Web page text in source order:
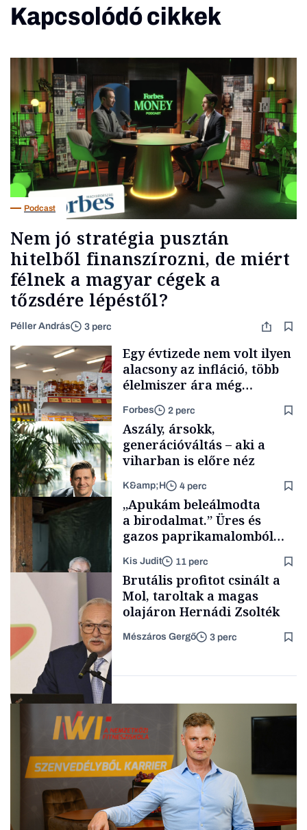
Kapcsolódó cikkek
Podcast
Nem jó stratégia pusztán
hitelből finanszírozni, de miért
félnek a magyar cégek a
tőzsdére lépéstől?
Péller András 3 perc
Makro
Egy évtizede nem volt ilyen
alacsony az infláció, több
élelmiszer ára még
rohamosan csökken is
Forbes 2 perc
TÁMOGATÓI
TARTALOM
Aszály, ársokk,
generációváltás – aki a
viharban is előre néz
K&amp;H 4 perc
Családi
vállalkozások
„Apukám beleálmodta
a birodalmat.” Üres és
gazos paprikamalomból
lett az igazi családi
fűszersztori
Kis Judit 11 perc
Befektetés
Brutális profitot csinált a
Mol, taroltak a magas
olajáron Hernádi Zsolték
Mészáros Gergő 3 perc